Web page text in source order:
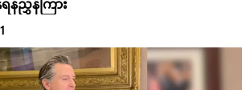
ညွှန်ကြား